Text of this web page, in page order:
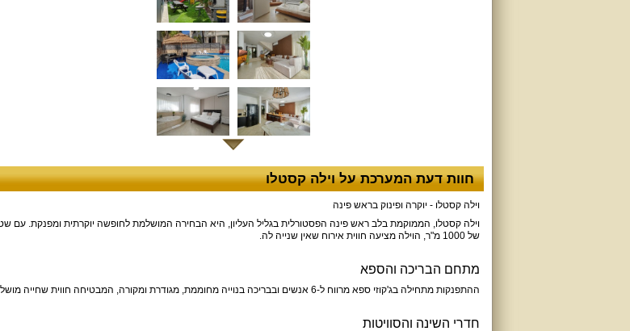
חוות דעת המערכת על וילה קסטלו
וילה קסטלו - יוקרה ופינוק בראש פינה
של 1000 מ"ר, הוילה מציעה חווית אירוח שאין שנייה לה.
מתחם הבריכה והספא
ההתפנקות מתחילה בג'קוזי ספא מרווח ל-6 אנשים ובבריכה בנוייה מחוממת, מגודרת ומקורה, המבטיחה חווית שחייה מושלמת בכל עונות השנה.
חדרי השינה והסוויטות